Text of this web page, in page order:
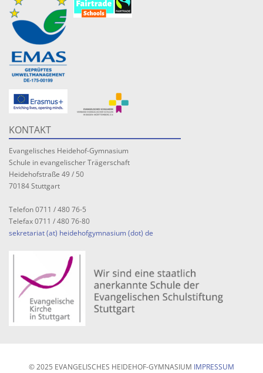
KONTAKT
Evangelisches Heidehof-Gymnasium
Schule in evangelischer Trägerschaft
Heidehofstraße 49 / 50
70184 Stuttgart
Telefon 0711 / 480 76-5
Telefax 0711 / 480 76-80
sekretariat (at) heidehofgymnasium (dot) de
© 2025 EVANGELISCHES HEIDEHOF-GYMNASIUM IMPRESSUM